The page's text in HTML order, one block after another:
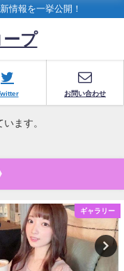
情報を一挙公開！
プ
お問い合わせ
ます。
ギャラリー